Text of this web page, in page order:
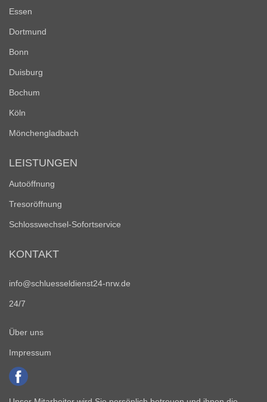
Essen
Dortmund
Bonn
Duisburg
Bochum
Köln
Mönchengladbach
LEISTUNGEN
Autoöffnung
Tresoröffnung
Schlosswechsel-Sofortservice
KONTAKT
info@schluesseldienst24-nrw.de
24/7
Über uns
Impressum